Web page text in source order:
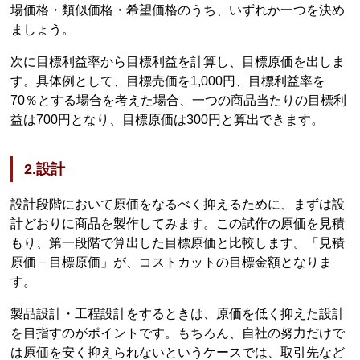
場価格・類似価格・希望価格のうち、いずれか一つを決め
ましょう。
次に目標利益率から目標利益を計算し、目標原価を出しま
す。具体例として、目標売価を1,000円、目標利益率を
70％とする場合を考えた場合、一つの商品当たりの目標利
益は700円となり、目標原価は300円と算出できます。
2.設計
設計段階において原価をなるべく抑えるために、まずは設
計どおりに商品を製作してみます。この試作の原価を見積
もり、第一段階で算出した目標原価と比較します。「見積
原価－目標原価」が、コストカットの目標金額となりま
す。
製品設計・工程設計をするときは、原価を低く抑えた設計
を目指すのがポイントです。もちろん、自社の努力だけで
は原価を安く抑えられないというケースでは、取引先など